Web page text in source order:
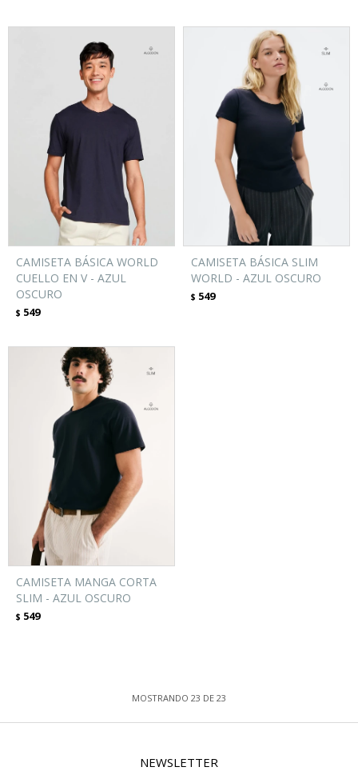
CAMISETA BÁSICA WORLD
CUELLO EN V - AZUL
OSCURO
$ 549
CAMISETA BÁSICA SLIM
WORLD - AZUL OSCURO
$ 549
CAMISETA MANGA CORTA
SLIM - AZUL OSCURO
$ 549
MOSTRANDO 23 DE 23
NEWSLETTER